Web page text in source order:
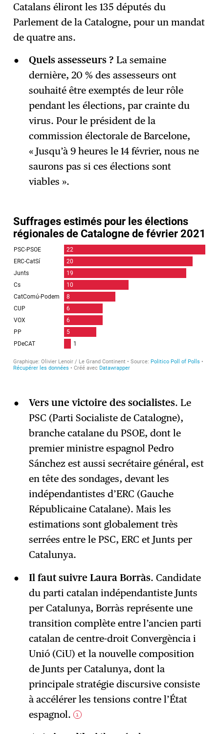
→ S'abonner
Catalans éliront les 135 députés du
Parlement de la Catalogne, pour un mandat
de quatre ans.
Quels assesseurs ? La semaine
dernière, 20 % des assesseurs ont
souhaité être exemptés de leur rôle
pendant les élections, par crainte du
virus. Pour le président de la
commission électorale de Barcelone,
« Jusqu’à 9 heures le 14 février, nous ne
saurons pas si ces élections sont
viables ».
Vers une victoire des socialistes. Le
PSC (Parti Socialiste de Catalogne),
branche catalane du PSOE, dont le
premier ministre espagnol Pedro
Sánchez est aussi secrétaire général, est
en tête des sondages, devant les
indépendantistes d’ERC (Gauche
Républicaine Catalane). Mais les
estimations sont globalement très
serrées entre le PSC, ERC et Junts per
Catalunya.
Il faut suivre Laura Borràs. Candidate
du parti catalan indépendantiste Junts
per Catalunya, Borràs représente une
transition complète entre l’ancien parti
catalan de centre-droit Convergència i
Unió (CiU) et la nouvelle composition
de Junts per Catalunya, dont la
principale stratégie discursive consiste
à accélérer les tensions contre l’État
espagnol.
1